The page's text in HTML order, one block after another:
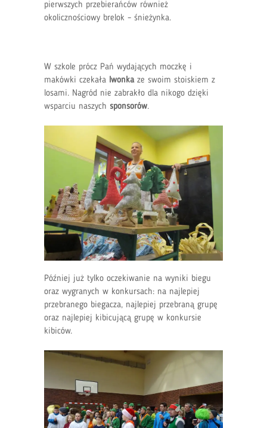
pierwszych przebierańców również
okolicznościowy brelok – śnieżynka.
W szkole prócz Pań wydających moczkę i
makówki czekała Iwonkaze swoim stoiskiem z
losami. Nagród nie zabrakło dla nikogo dzięki
wsparciu naszych sponsorów.
Później już tylko oczekiwanie na wyniki biegu
oraz wygranych w konkursach: na najlepiej
przebranego biegacza, najlepiej przebraną grupę
oraz najlepiej kibicującą grupę w konkursie
kibiców.